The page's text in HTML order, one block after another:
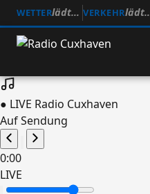
WETTERlädt… VERKEHR
● LIVE Radio Cuxhaven
Auf Sendung
0:00
LIVE